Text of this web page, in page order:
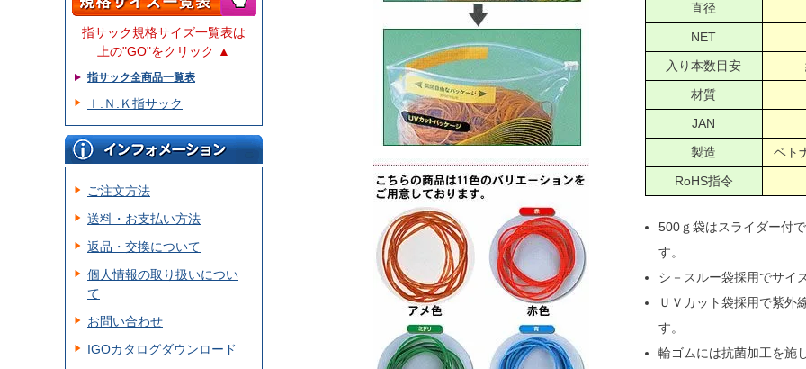
指サック規格サイズ一覧表は
上の"GO"をクリック ▲
指サック全商品一覧表
Ｉ.Ｎ.Ｋ指サック
ご注文方法
送料・お支払い方法
返品・交換について
個人情報の取り扱いについ
て
お問い合わせ
IGOカタログダウンロード
直径
NET
入り本数目安
材質
JAN
製造
ベト
RoHS指令
500ｇ袋はスライダー付
す。
シ－スルー袋採用でサイ
ＵＶカット袋採用で紫外
す。
輪ゴムには抗菌加工を施